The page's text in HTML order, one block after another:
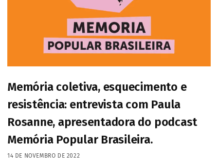
Memória coletiva, esquecimento e
resistência: entrevista com Paula
Rosanne, apresentadora do podcast
Memória Popular Brasileira.
14 DE NOVEMBRO DE 2022